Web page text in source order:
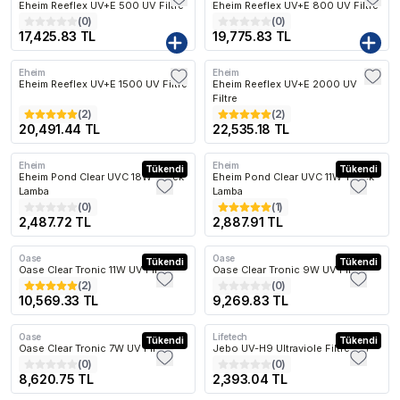
Eheim Reeflex UV+E 500 UV Filtre
(0)
17,425.83 TL
Eheim Reeflex UV+E 800 UV Filtre
(0)
19,775.83 TL
Kargo Bedava
Eheim
Eheim Reeflex UV+E 1500 UV Filtre
(2)
20,491.44 TL
Kargo Bedava
Eheim
Eheim Reeflex UV+E 2000 UV
Filtre
(2)
22,535.18 TL
Kargo Bedava Tükendi
Eheim
Eheim Pond Clear UVC 18W Yedek
Lamba
(0)
2,487.72 TL
Kargo Bedava Tükendi
Eheim
Eheim Pond Clear UVC 11W Yedek
Lamba
(1)
2,887.91 TL
Kargo Bedava Tükendi
Oase
Oase Clear Tronic 11W UV Filtre
(2)
10,569.33 TL
Kargo Bedava Tükendi
Oase
Oase Clear Tronic 9W UV Filtre
(0)
9,269.83 TL
Kargo Bedava Tükendi
Oase
Oase Clear Tronic 7W UV Filtre
(0)
8,620.75 TL
Kargo Bedava Tükendi
Lifetech
Jebo UV-H9 Ultraviole Filtre 9W
(0)
2,393.04 TL